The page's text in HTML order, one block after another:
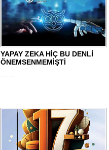
YAPAY ZEKA HİÇ BU DENLİ
ÖNEMSENMEMİŞTİ
.........